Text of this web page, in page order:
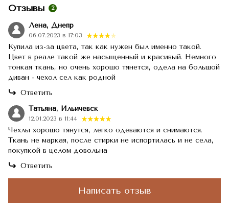
Отзывы 2
Лена, Днепр
06.07.2023 в 17:03
Купила из-за цвета, так как нужен был именно такой.
Цвет в реале такой же насыщенный и красивый. Немного
тонкая ткань, но очень хорошо тянется, одела на большой
диван - чехол сел как родной
Ответить
Татьяна, Ильичевск
12.01.2023 в 11:44
Чехлы хорошо тянутся, легко одеваются и снимаются.
Ткань не маркая, после стирки не испортилась и не села,
покупкой в целом довольна
Ответить
Написать отзыв